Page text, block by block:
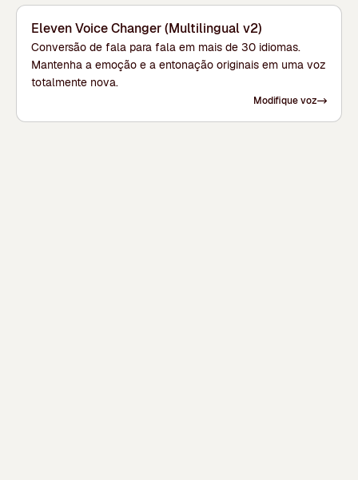
Eleven Voice Changer (Multilingual v2)
Conversão de fala para fala em mais de 30 idiomas.
Mantenha a emoção e a entonação originais em uma voz
totalmente nova.
Modifique voz